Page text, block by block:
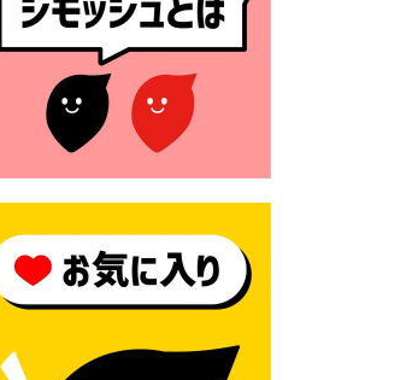
2026年6月23日 公告一覧（市
内業者対象）を更新しまし
2026年6月23日 （一財）豊前
市佐野・則尾育英会奨学生募
2026年6月18日 セアカゴケグ
モにご注意ください！
ェルターの指定